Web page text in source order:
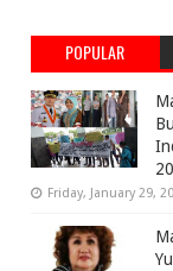
POPULAR
Friday, January 29,